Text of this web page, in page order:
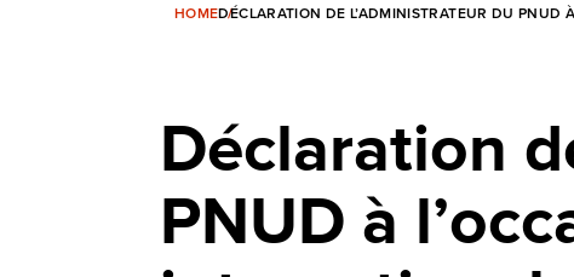
HOMEDÉCLARATION DE L’ADMINISTRATEUR DU PNUD
Déclaration
PNUD à